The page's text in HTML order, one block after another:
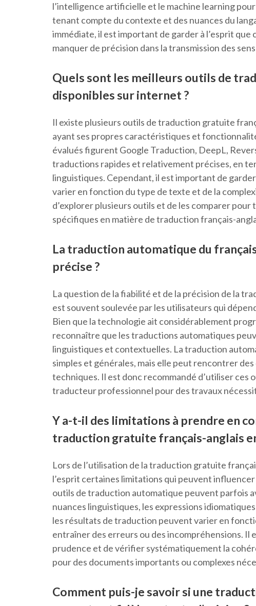
l’intelligence artificielle et le machine learning
tenant compte du contexte et des nuances du
immédiate, il est important de garder à l’esprit
manquer de précision dans la transmission des
Quels sont les meilleurs outils de
disponibles sur internet ?
Il existe plusieurs outils de traduction gratuite
ayant ses propres caractéristiques et
évalués figurent Google Traduction, DeepL,
traductions rapides et relativement précises, en
linguistiques. Cependant, il est important de
varier en fonction du type de texte et de la
d’explorer plusieurs outils et de les comparer
spécifiques en matière de traduction français-
La traduction automatique du
précise ?
La question de la fiabilité et de la précision de la
est souvent soulevée par les utilisateurs qui
Bien que la technologie ait considérablement
reconnaître que les traductions automatiques
linguistiques et contextuelles. La traduction
simples et générales, mais elle peut rencontrer
techniques. Il est donc recommandé d’utiliser ces
traducteur professionnel pour des travaux
Y a-t-il des limitations à prendre en
traduction gratuite français-anglais
Lors de l’utilisation de la traduction gratuite
l’esprit certaines limitations qui peuvent
outils de traduction automatique peuvent parfois
nuances linguistiques, les expressions
les résultats de traduction peuvent varier en
entraîner des erreurs ou des incompréhensions. Il
prudence et de vérifier systématiquement la
pour des documents importants ou complexes
Comment puis-je savoir si une